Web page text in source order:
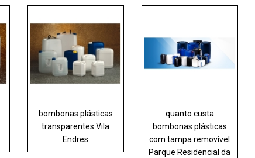
bombonas plásticas
transparentes Vila
Endres
quanto custa
bombonas plásticas
com tampa removível
Parque Residencial da